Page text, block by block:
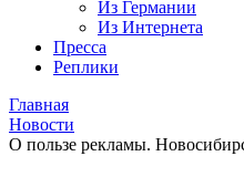
Из Германии
Из Интернета
Пресса
Реплики
Главная
Новости
О пользе рекламы.